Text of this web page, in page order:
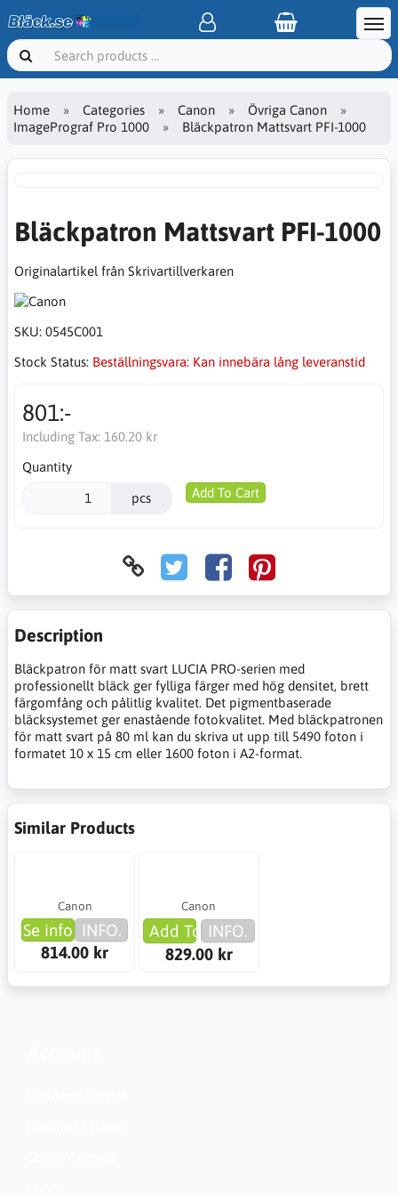
Home Categories Canon
Övriga Canon
ImagePrograf Pro 1000
Bläckpatron Mattsvart PFI-1000
Bläckpatron Mattsvart PFI-1000
Originalartikel från Skrivartillverkaren
SKU: 0545C001
Stock Status: Beställningsvara: Kan innebära lång leveranstid
801:-
Including Tax: 160.20 kr
Quantity
pcs Add To Cart
Description
Bläckpatron för matt svart LUCIA PRO-serien med
professionellt bläck ger fylliga färger med hög densitet, brett
färgomfång och pålitlig kvalitet. Det pigmentbaserade
bläcksystemet ger enastående fotokvalitet. Med bläckpatronen
för matt svart på 80 ml kan du skriva ut upp till 5490 foton i
formatet 10 x 15 cm eller 1600 foton i A2-format.
Similar Products
Canon
Se info INFO.
814.00 kr
Canon
Add To Cart
INFO.
829.00 kr